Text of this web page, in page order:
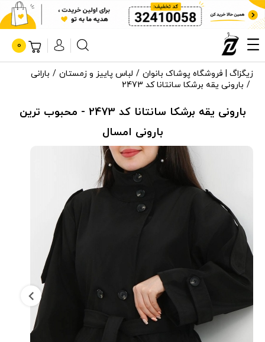
0
زیگزاگ | فروشگاه پوشاک بانوان لباس پاییز و زمستان
بارانی
بارونی یقه برشکا سانتانا کد 2473
بارونی یقه برشکا سانتانا کد 2473 - محبوب ترین
بارونی امسال